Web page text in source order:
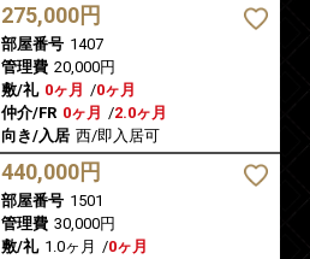
275,000円
部屋番号 1407
管理費 20,000円
敷/礼 0ヶ月 /0ヶ月
仲介/FR 0ヶ月 /2.0ヶ月
向き/入居 西/即入居可
440,000円
部屋番号 1501
管理費 30,000円
敷/礼 1.0ヶ月 /0ヶ月